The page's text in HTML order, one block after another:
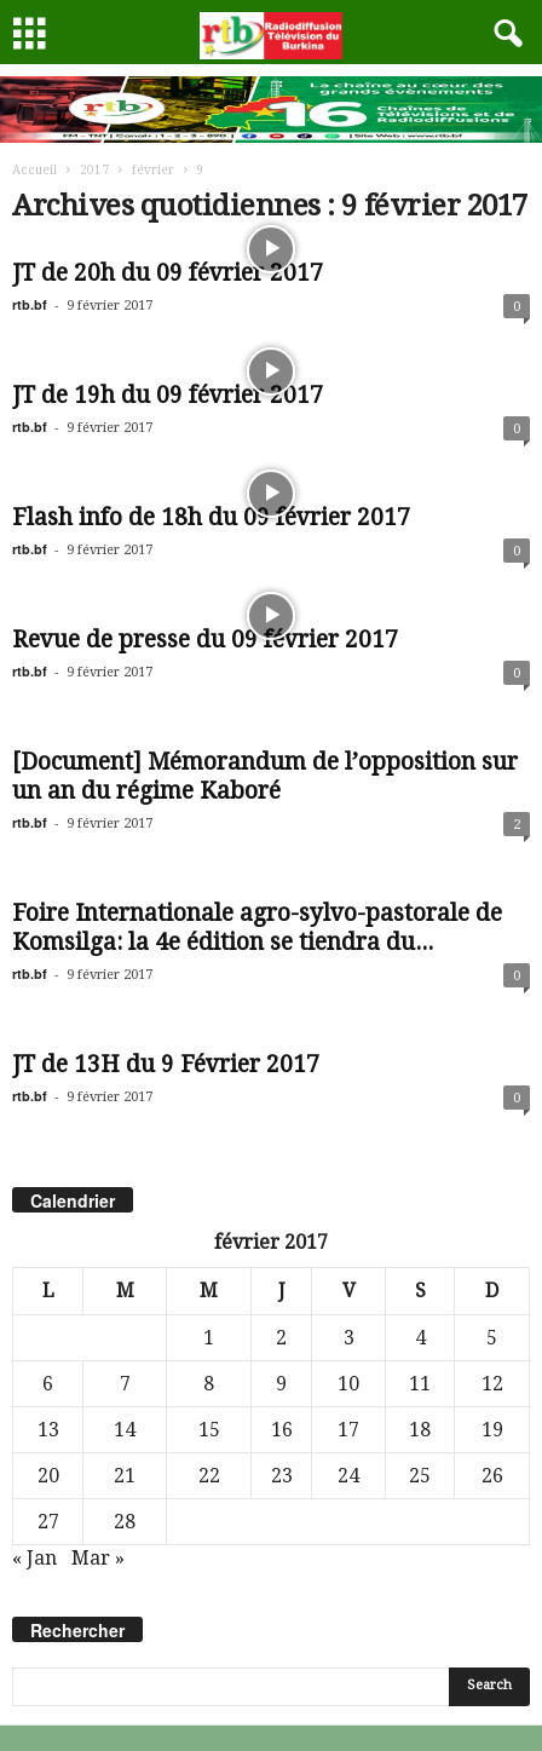
Accueil 2017 février 9
Archives quotidiennes : 9 février 2017
JT de 20h du 09 février 2017
rtb.bf - 9 février 2017 0
JT de 19h du 09 février 2017
rtb.bf - 9 février 2017 0
Flash info de 18h du 09 février 2017
rtb.bf - 9 février 2017 0
Revue de presse du 09 février 2017
rtb.bf - 9 février 2017 0
[Document] Mémorandum de l’opposition sur
un an du régime Kaboré
rtb.bf - 9 février 2017 2
Foire Internationale agro-sylvo-pastorale de
Komsilga: la 4e édition se tiendra du...
rtb.bf - 9 février 2017 0
JT de 13H du 9 Février 2017
rtb.bf - 9 février 2017 0
Calendrier
février 2017
L M M J V S D
1 2 3 4
5
6
7 8 9 10 11
12
13
14 15 16 17 18
19
20
21 22 23 24 25
26
27
28
« Jan
Mar »
Rechercher